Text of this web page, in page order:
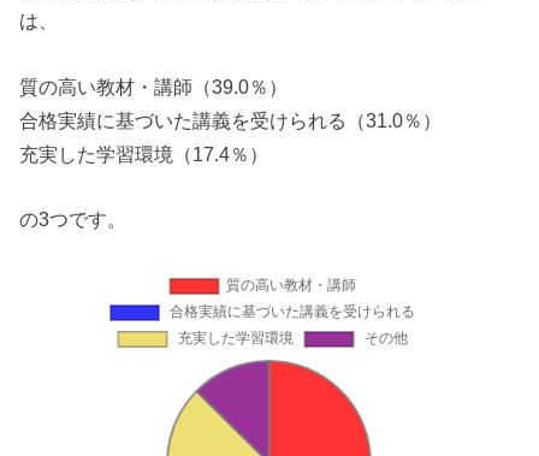
は、
質の高い教材・講師（39.0％）
合格実績に基づいた講義を受けられる（31.0％）
充実した学習環境（17.4％）
の3つです。